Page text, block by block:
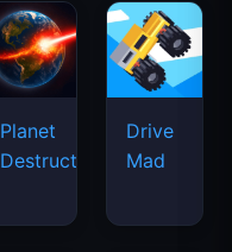
Planet
Destruction
Drive
Mad